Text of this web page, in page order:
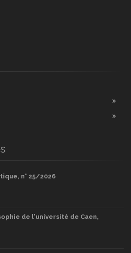
n° 25/2026
de l'université de Caen,